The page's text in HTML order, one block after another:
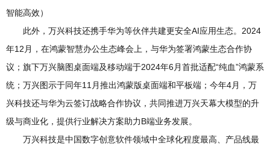
智能高效）
此外，万兴科技还携手华为等伙伴共建更安全AI应用生态。2024
年12月，在鸿蒙智慧办公生态峰会上，与华为签署鸿蒙生态合作协
议；旗下万兴脑图桌面端及移动端于2024年6月首批适配“纯血”鸿蒙系
统；万兴图示于同年11月推出鸿蒙版桌面端和平板端；今年4月，万
兴科技还与华为云签订战略合作协议，共同推进万兴天幕大模型的升
级与商业化，提供行业解决方案助力B端业务发展。
万兴科技是中国数字创意软件领域中全球化程度最高、产品线最